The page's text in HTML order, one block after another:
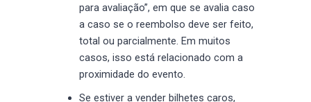
para avaliação”, em que se avalia caso
a caso se o reembolso deve ser feito,
total ou parcialmente. Em muitos
casos, isso está relacionado com a
proximidade do evento.
Se estiver a vender bilhetes caros,